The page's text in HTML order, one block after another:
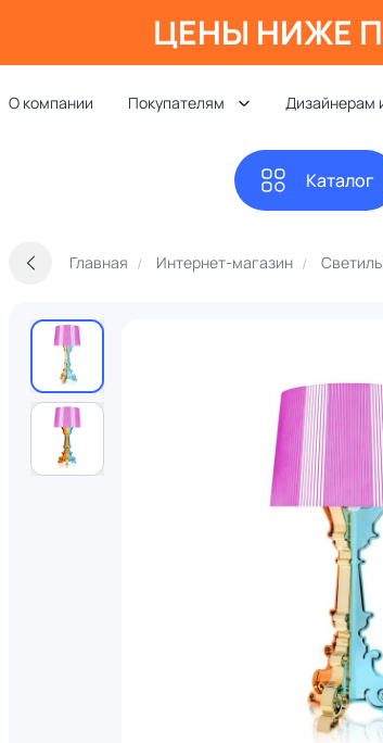
ЦЕНЫ НИЖЕ
О компании Покупателям Дизайнерам
Каталог
Главная Интернет-магазин